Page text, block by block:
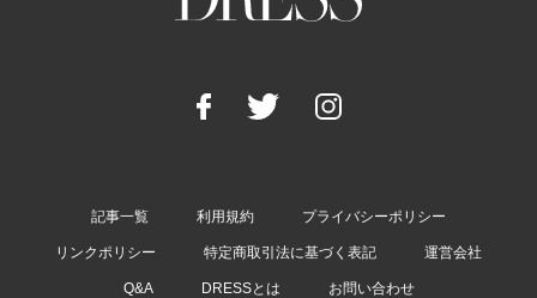
記事一覧 利用規約 プライバシーポリシー
リンクポリシー 特定商取引法に基づく表記 運営会社
Q&A DRESSとは お問い合わせ